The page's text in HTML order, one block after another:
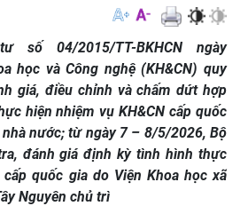
số 04/2015/TT-BKHCN ngày
học và Công nghệ (KH&CN) quy
giá, điều chỉnh và chấm dứt hợp
hiện nhiệm vụ KH&CN cấp quốc
nước; từ ngày 7 – 8/5/2026, Bộ
đánh giá định kỳ tình hình thực
quốc gia do Viện Khoa học xã
Nguyên chủ trì